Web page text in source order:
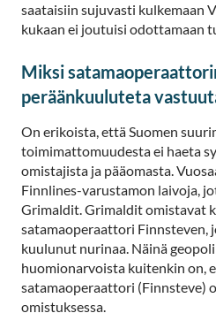
saataisiin sujuvasti kulkemaan
kukaan ei joutuisi odottamaan
Miksi
peräänkuuluteta
On erikoista, että Suomen
toimimattomuudesta ei haeta
omistajista ja pääomasta.
Finnlines-varustamon laivoja,
Grimaldit. Grimaldit omistavat
satamaoperaattori Finnsteven,
kuulunut nurinaa. Näinä
huomionarvoista kuitenkin on,
satamaoperaattori (Finnsteve)
omistuksessa.